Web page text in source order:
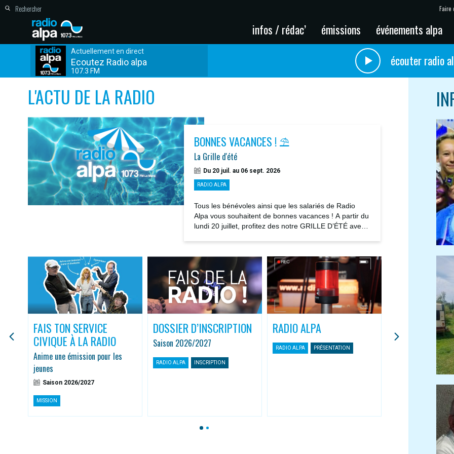
Faire
infos / rédac’ émissions événements alpa
Actuellement en direct
Ecoutez Radio alpa
107.3 FM
écouter radio
L'ACTU DE LA RADIO
BONNES VACANCES ! ⛱️
La Grille d'été
Du 20 juil. au 06 sept. 2026
RADIO ALPA
Tous les bénévoles ainsi que les salariés de Radio
Alpa vous souhaitent de bonnes vacances ! A partir du
lundi 20 juillet, profitez des notre GRILLE D’ÉTÉ avec
FAIS TON SERVICE
CIVIQUE À LA RADIO
Anime une émission pour les
jeunes
Saison 2026/2027
MISSION
DOSSIER D’INSCRIPTION
Saison 2026/2027
RADIO ALPA INSCRIPTION
RADIO ALPA
RADIO ALPA PRÉSENTATION
L’APPLI
ASSOCIATIVES
Une nouvelle